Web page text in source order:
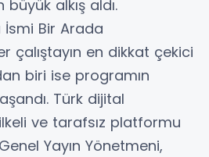
alkış aldı.
İsmi Bir Arada
çalıştayın en dikkat çekici
biri ise programın
Türk dijital
ve tarafsız platformu
Genel Yayın Yönetmeni,